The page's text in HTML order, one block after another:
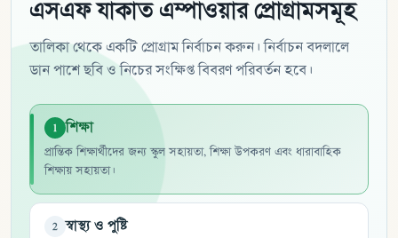
এসএফ যাকাত এম্পাওয়ার প্রোগ্রামসমূহ
তালিকা থেকে একটি প্রোগ্রাম নির্বাচন করুন। নির্বাচন বদলালে
ডান পাশে ছবি ও নিচের সংক্ষিপ্ত বিবরণ পরিবর্তন হবে।
1 শিক্ষা
প্রান্তিক শিক্ষার্থীদের জন্য স্কুল সহায়তা, শিক্ষা উপকরণ এবং ধারাবাহিক
শিক্ষায় সহায়তা।
2 স্বাস্থ্য ও পুষ্টি